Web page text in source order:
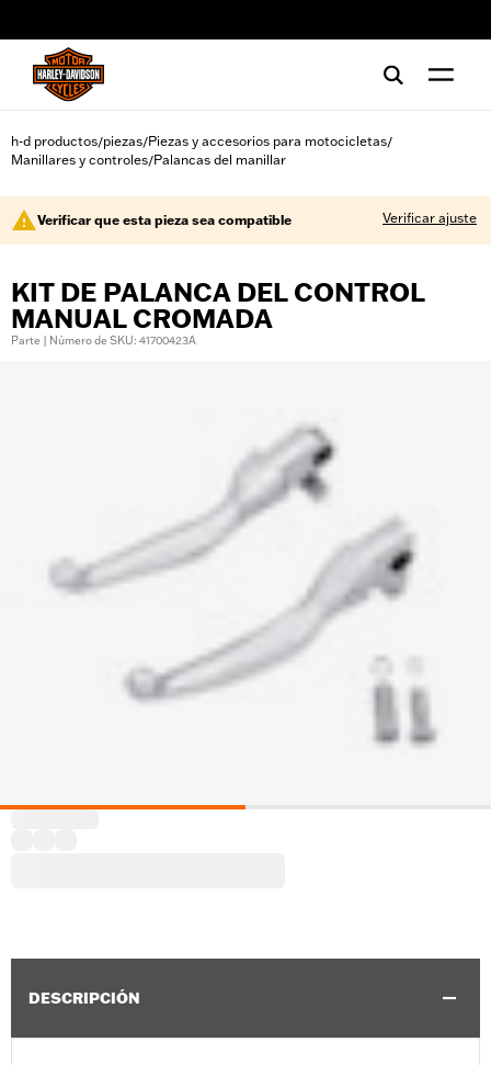
h-d productos/piezas/Piezas y accesorios para motocicletas/
Manillares y controles/Palancas del manillar
Verificar que esta pieza sea compatible Verificar ajuste
KIT DE PALANCA DEL CONTROL
MANUAL CROMADA
Parte | Número de SKU: 41700423A
DESCRIPCIÓN